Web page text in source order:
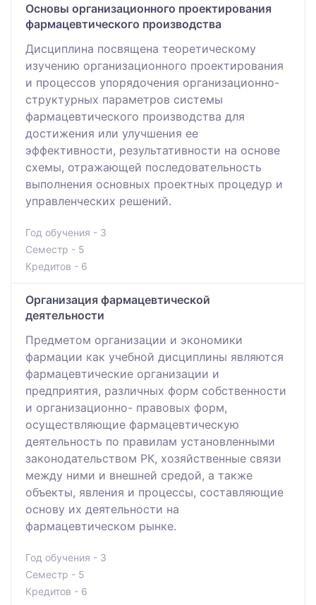
Основы организационного проектирования
фармацевтического производства
Дисциплина посвящена теоретическому
изучению организационного проектирования
и процессов упорядочения организационно-
структурных параметров системы
фармацевтического производства для
достижения или улучшения ее
эффективности, результативности на основе
схемы, отражающей последовательность
выполнения основных проектных процедур и
управленческих решений.
Год обучения - 3
Семестр - 5
Кредитов - 6
Организация фармацевтической
деятельности
Предметом организации и экономики
фармации как учебной дисциплины являются
фармацевтические организации и
предприятия, различных форм собственности
и организационно- правовых форм,
осуществляющие фармацевтическую
деятельность по правилам установленными
законодательством РК, хозяйственные связи
между ними и внешней средой, а также
объекты, явления и процессы, составляющие
основу их деятельности на
фармацевтическом рынке.
Год обучения - 3
Семестр - 5
Кредитов - 6